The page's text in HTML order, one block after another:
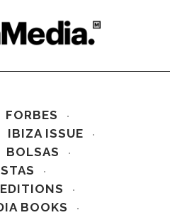
FORBES
IBIZA ISSUE
BOLSAS
BOOKS